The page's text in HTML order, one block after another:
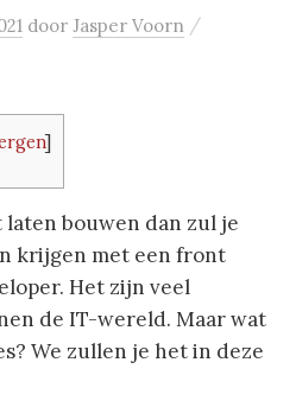
door Jasper Voorn /
]
bouwen dan zul je
krijgen met een front
Het zijn veel
de IT-wereld. Maar wat
We zullen je het in deze